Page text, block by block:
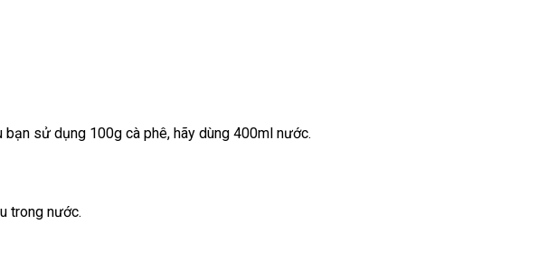
sử dụng 100g cà phê, hãy dùng 400ml nước.
trong nước.